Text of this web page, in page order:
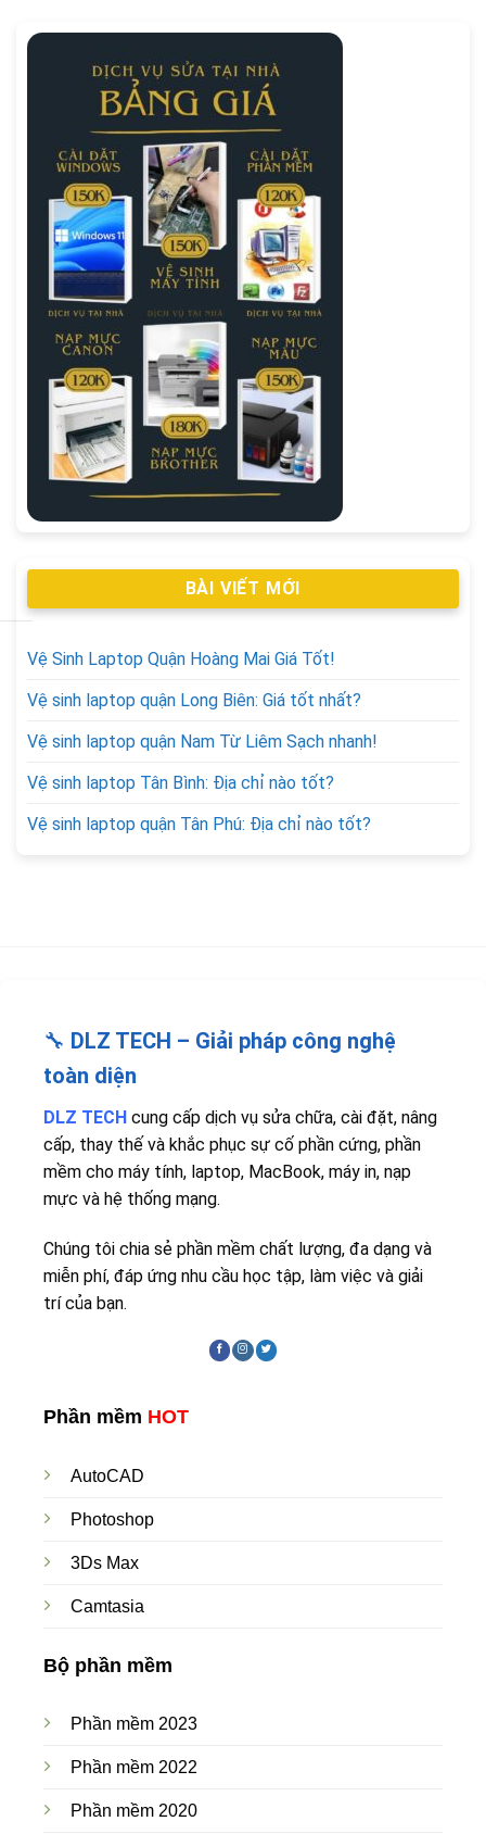
BÀI VIẾT MỚI
Vệ Sinh Laptop Quận Hoàng Mai Giá Tốt!
Vệ sinh laptop quận Long Biên: Giá tốt nhất?
Vệ sinh laptop quận Nam Từ Liêm Sạch nhanh!
Vệ sinh laptop Tân Bình: Địa chỉ nào tốt?
Vệ sinh laptop quận Tân Phú: Địa chỉ nào tốt?
🔧 DLZ TECH – Giải pháp công nghệ
toàn diện
DLZ TECH cung cấp dịch vụ sửa chữa, cài đặt, nâng
cấp, thay thế và khắc phục sự cố phần cứng, phần
mềm cho máy tính, laptop, MacBook, máy in, nạp
mực và hệ thống mạng.
Chúng tôi chia sẻ phần mềm chất lượng, đa dạng và
miễn phí, đáp ứng nhu cầu học tập, làm việc và giải
trí của bạn.
Phần mềm HOT
AutoCAD
Photoshop
3Ds Max
Camtasia
Bộ phần mềm
Phần mềm 2023
Phần mềm 2022
Phần mềm 2020